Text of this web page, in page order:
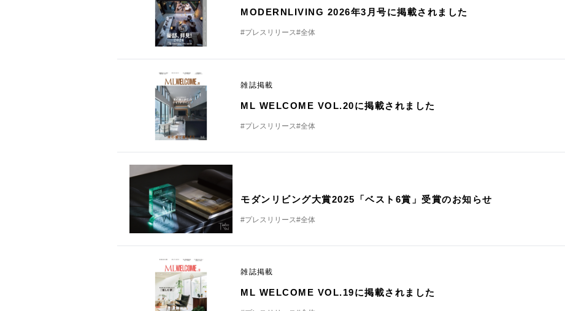
MODERNLIVING 2026年3月号に掲載されました
#プレスリリース#全体
雑誌掲載
ML WELCOME VOL.20に掲載されました
#プレスリリース#全体
モダンリビング大賞2025「ベスト6賞」受賞のお知らせ
#プレスリリース#全体
雑誌掲載
ML WELCOME VOL.19に掲載されました